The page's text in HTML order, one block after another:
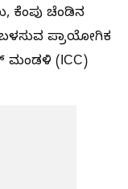
ಕೆಂಪು ಚೆಂಡಿನ
ಪ್ರಾಯೋಗಿಕ
ಮಂಡಳಿ (ICC)